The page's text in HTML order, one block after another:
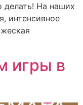
делать! На наших
интенсивное
игры в